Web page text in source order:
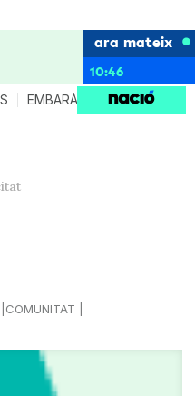
ara mateix
10:46
EMBARÀS CRIANÇA
COMUNITAT